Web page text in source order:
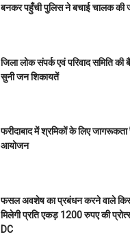
बनकर पहुँची पुलिस ने बचाई चालक की
जिला लोक संपर्क एवं परिवाद समिति
सुनी जन शिकायतें
फरीदाबाद में श्रमिकों के लिए जागरूकता
आयोजन
फसल अवशेष का प्रबंधन करने वाले
मिलेगी प्रति एकड़ 1200 रुपए की
DC